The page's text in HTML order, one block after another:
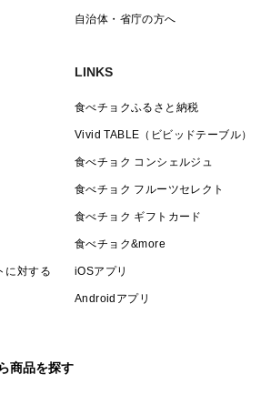
自治体・省庁の方へ
に対する
LINKS
食べチョクふるさと納税
Vivid TABLE（ビビッドテーブル）
食べチョク コンシェルジュ
食べチョク フルーツセレクト
食べチョク ギフトカード
食べチョク&more
iOSアプリ
Androidアプリ
商品を探す